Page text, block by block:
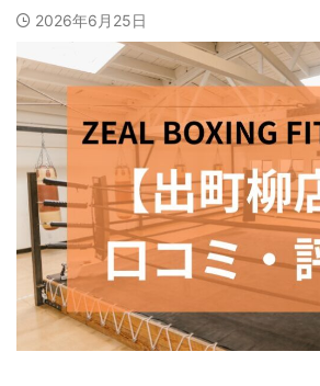
2026年6月25日